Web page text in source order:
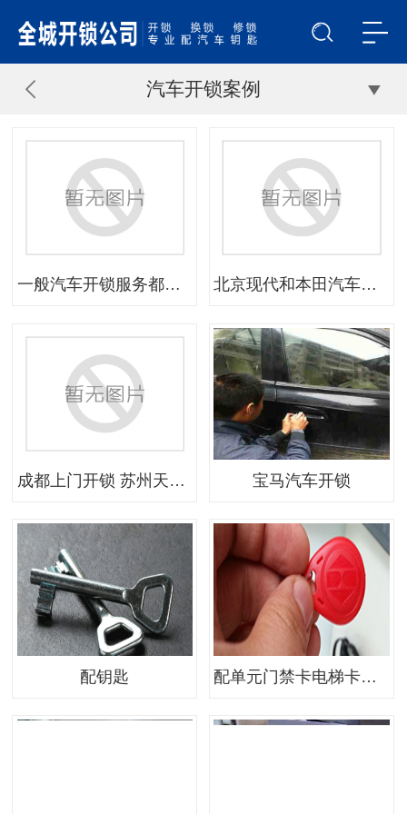
汽车开锁案例
一般汽车开锁服务都是如何操作的 北京现代和本田汽车锁专修
成都上门开锁 苏州天津成都杭州西安开锁换锁 6天前 成都上门开锁 电话0635-2424110全国上门开锁 上门汽车开锁 上门保险柜开锁 上门配汽车钥匙 附近保险柜开锁 资料柜文件柜 保险柜 汽车锁 奥迪 宝马 奔驰 凌志 大宇丰田桑塔纳 别克 大众 帕萨特等各种进口国产汽车 迪宝保险柜全能保险柜 永发 虎牌 蓝盾 麦氏 艾普 富甲 永乐保险柜等 换各种门把手换各种防盗门锁芯 配各种防盗门钥匙 配各种汽车钥匙 芯片钥匙。 广州天河区开锁 海珠区开锁 越秀区开锁 白云区开锁 番禺区开锁 黄 宝马汽车开锁
配钥匙 配单元门禁卡电梯卡（ID IC卡）